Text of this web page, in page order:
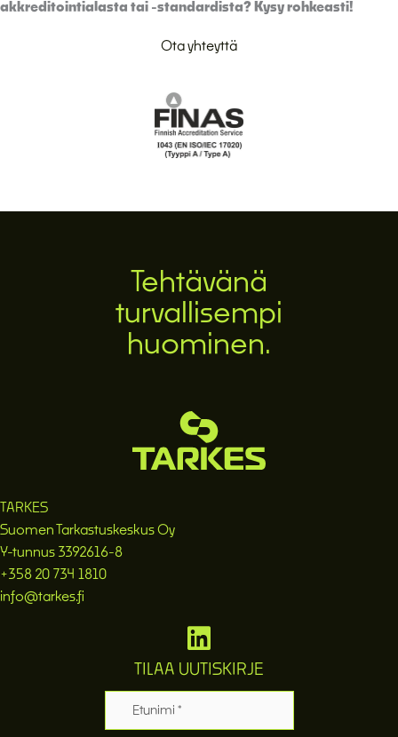
akkreditointialasta tai -standardista? Kysy rohkeasti!
Ota yhteyttä
Tehtävänä
turvallisempi
huominen.
TARKES
Suomen Tarkastuskeskus Oy
Y-tunnus 3392616-8
+358 20 734 1810
info@tarkes.fi
TILAA UUTISKIRJE
Etunimi